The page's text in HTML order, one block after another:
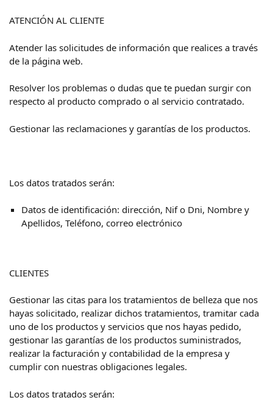
ATENCIÓN AL CLIENTE
Atender las solicitudes de información que realices a través
de la página web.
Resolver los problemas o dudas que te puedan surgir con
respecto al producto comprado o al servicio contratado.
Gestionar las reclamaciones y garantías de los productos.
Los datos tratados serán:
Datos de identificación: dirección, Nif o Dni, Nombre y
Apellidos, Teléfono, correo electrónico
CLIENTES
Gestionar las citas para los tratamientos de belleza que nos
hayas solicitado, realizar dichos tratamientos, tramitar cada
uno de los productos y servicios que nos hayas pedido,
gestionar las garantías de los productos suministrados,
realizar la facturación y contabilidad de la empresa y
cumplir con nuestras obligaciones legales.
Los datos tratados serán: